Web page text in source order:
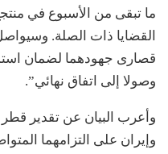
ما تبقى من الأسبوع في
القضايا ذات الصلة.
قصارى جهودهما لضمان
وصولا إلى اتفاق نهائي”.
وأعرب البيان عن تقدير قطر
وإيران على التزامهما